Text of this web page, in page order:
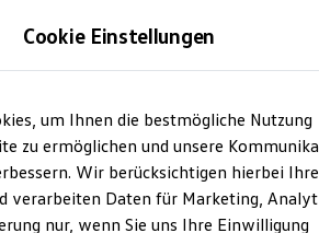
Finger
216 Bewertungen
Cookie Einstellungen
um Ihnen die bestmögliche Nutzung
zu ermöglichen und unsere
Wir berücksichtigen hierbei Ihre
verarbeiten Daten für Marketing,
nur, wenn Sie uns Ihre Einwilligung